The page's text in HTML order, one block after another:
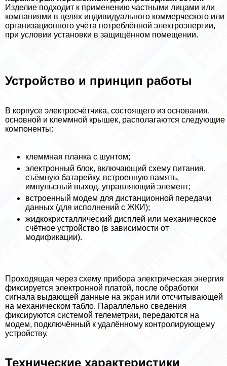
Изделие подходит к применению частными лицами или
компаниями в целях индивидуального коммерческого или
организационного учёта потрeблённой электроэнергии,
при условии установки в защищённом помещении.
Устройство и принцип работы
В корпусе электросчётчика, состоящего из основания,
основной и клеммной крышек, располагаются следующие
компоненты:
клеммная планка с шунтом;
электронный блок, включающий схему питания,
съёмную батарейку, встроенную память,
импульсный выход, управляющий элемент;
встроенный модем для дистанционной передачи
данных (для исполнений с ЖКИ);
жидкокристаллический дисплей или механическое
счётное устройство (в зависимости от
модификации).
Проходящая через схему прибора электрическая энергия
фиксируется электронной платой, после обработки
сигнала выдающей данные на экран или отсчитывающей
на механическом табло. Параллельно сведения
фиксируются системой телеметрии, передаются на
модем, подключённый к удалённому контролирующему
устройству.
Технические хаpaктеристики